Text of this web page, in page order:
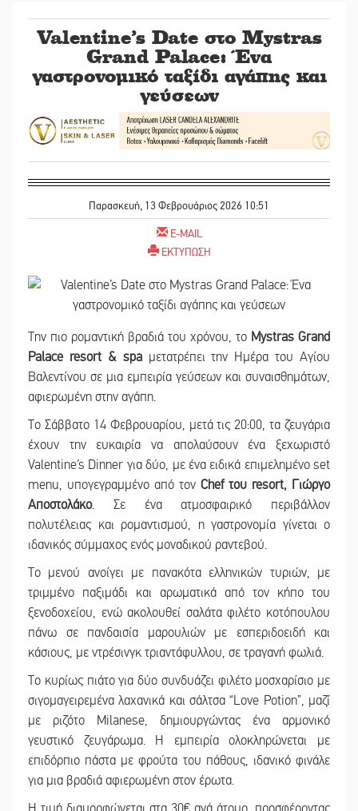
Valentine’s Date στο Mystras
Grand Palace: Ένα
γαστρονομικό ταξίδι αγάπης και
γεύσεων
Παρασκευή, 13 Φεβρουάριος 2026 10:51
E-MAIL
ΕΚΤΥΠΩΣΗ
Την πιο ρομαντική βραδιά του χρόνου, το Mystras Grand
Palace resort & spaμετατρέπει την Ημέρα του Αγίου
Βαλεντίνου σε μια εμπειρία γεύσεων και συναισθημάτων,
αφιερωμένη στην αγάπη.
Το Σάββατο 14 Φεβρουαρίου, μετά τις 20:00, τα ζευγάρια
έχουν την ευκαιρία να απολαύσουν ένα ξεχωριστό
Valentine’s Dinner για δύο, με ένα ειδικά επιμελημένο set
menu, υπογεγραμμένο από τον Chef του resort, Γιώργο
Αποστολάκο. Σε ένα ατμοσφαιρικό περιβάλλον
πολυτέλειας και ρομαντισμού, η γαστρονομία γίνεται ο
ιδανικός σύμμαχος ενός μοναδικού ραντεβού.
Το μενού ανοίγει με πανακότα ελληνικών τυριών, με
τριμμένο παξιμάδι και αρωματικά από τον κήπο του
ξενοδοχείου, ενώ ακολουθεί σαλάτα φιλέτο κοτόπουλου
πάνω σε πανδαισία μαρουλιών με εσπεριδοειδή και
κάσιους, με ντρέσινγκ τριαντάφυλλου, σε τραγανή φωλιά.
Το κυρίως πιάτο για δύο συνδυάζει φιλέτο μοσχαρίσιο με
σιγομαγειρεμένα λαχανικά και σάλτσα “Love Potion”, μαζί
με ριζότο Milanese, δημιουργώντας ένα αρμονικό
γευστικό ζευγάρωμα. Η εμπειρία ολοκληρώνεται με
επιδόρπιο πάστα με φρούτα του πάθους, ιδανικό φινάλε
για μια βραδιά αφιερωμένη στον έρωτα.